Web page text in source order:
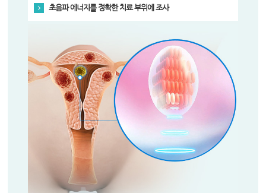
초음파 에너지를 정확한 치료 부위에 조사